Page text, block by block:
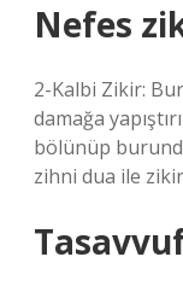
Nefes
2-Kalbi Zikir:
damağa
bölünüp
zihni dua ile